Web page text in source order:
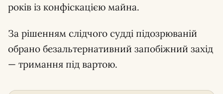
років із конфіскацією майна.
За рішенням слідчого судді підозрюваній
обрано безальтернативний запобіжний захід
— тримання під вартою.